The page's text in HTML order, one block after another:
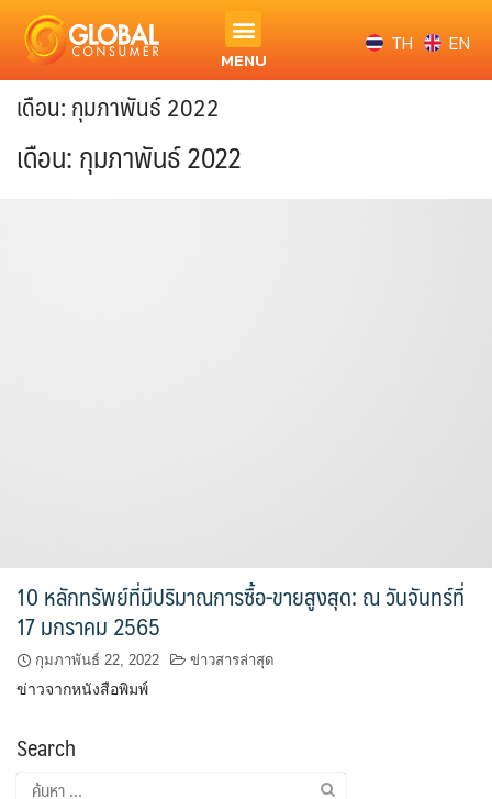
MENU
TH EN
เดือน:กุมภาพันธ์ 2022
เดือน:กุมภาพันธ์ 2022
10 หลักทรัพย์ที่มีปริมาณการซื้อ-ขายสูงสุด: ณ วันจันทร์ที่
17 มกราคม 2565
กุมภาพันธ์ 22, 2022 ข่าวสารล่าสุด
ข่าวจากหนังสือพิมพ์
Search